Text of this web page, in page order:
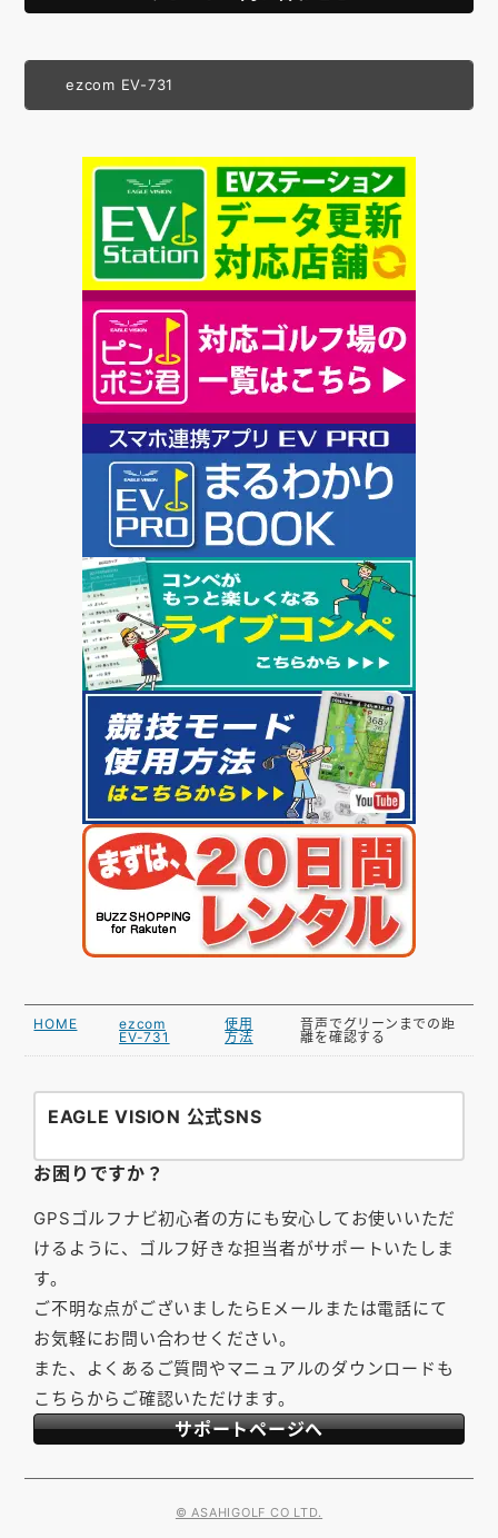
ezcom EV-731
HOME
ezcom
EV-731
使用
方法
音声でグリーンまでの距
離を確認する
EAGLE VISION 公式SNS
お困りですか？
GPSゴルフナビ初心者の方にも安心してお使いいただ
けるように、ゴルフ好きな担当者がサポートいたしま
す。
ご不明な点がございましたらEメールまたは電話にて
お気軽にお問い合わせください。
また、よくあるご質問やマニュアルのダウンロードも
こちらからご確認いただけます。
サポートページへ
© ASAHIGOLF CO LTD.